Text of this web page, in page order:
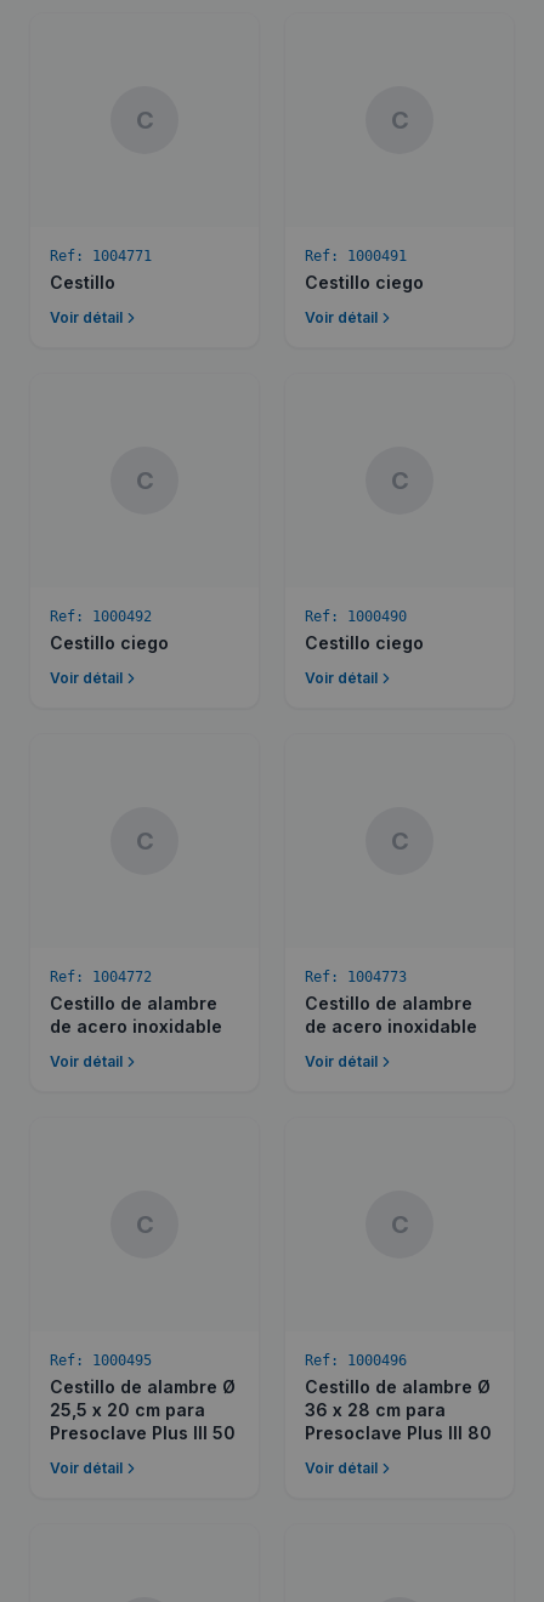
C
Ref: 1004771
Cestillo
Voir détail
C
Ref: 1000491
Cestillo ciego
Voir détail
C
Ref: 1000492
Cestillo ciego
Voir détail
C
Ref: 1000490
Cestillo ciego
Voir détail
C
Ref: 1004772
Cestillo de alambre
de acero inoxidable
Voir détail
C
Ref: 1004773
Cestillo de alambre
de acero inoxidable
Voir détail
C
Ref: 1000495
Cestillo de alambre Ø
25,5 x 20 cm para
Presoclave Plus III 50
Voir détail
C
Ref: 1000496
Cestillo de alambre Ø
36 x 28 cm para
Presoclave Plus III 80
Voir détail